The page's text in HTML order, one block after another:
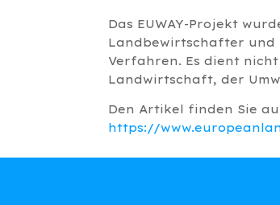
Das EUWAY-Projekt
Landbewirtschafter und
Verfahren. Es dient
Landwirtschaft, der
Den Artikel finden Sie
https://